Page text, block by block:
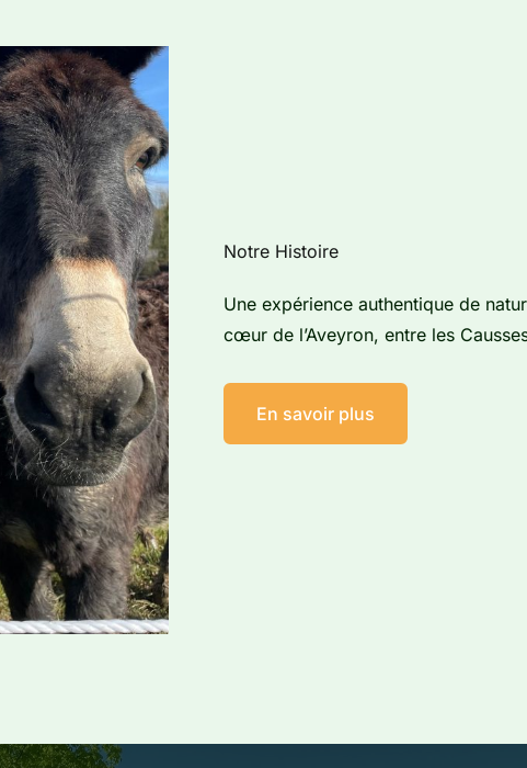
Notre Histoire
Une expérience authentique de
cœur de l’Aveyron, entre les
En savoir plus